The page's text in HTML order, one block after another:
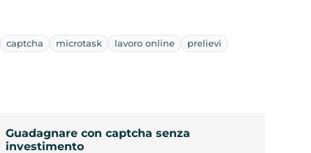
captcha microtask lavoro online prelievi
Guadagnare con captcha senza
investimento